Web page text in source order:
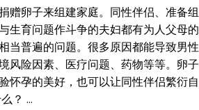
赠卵子来组建家庭。同性伴侣、准备组
生育问题作斗争的夫妇都有为人父母的
当普遍的问题。很多原因都能导致男性
风险因素、医疗问题、药物等等。卵子
怀孕的美好，也可以让同性伴侣繁衍自
？ …